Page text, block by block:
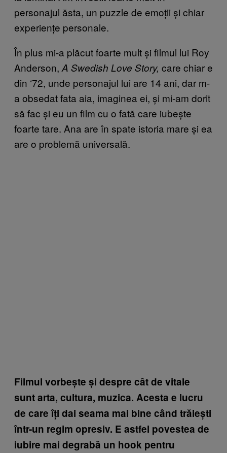
personajul ăsta, un puzzle de emoții și chiar
experiențe personale.
În plus mi-a plăcut foarte mult și filmul lui Roy
Anderson, A Swedish Love Story, care chiar e
din ‘72, unde personajul lui are 14 ani, dar m-
a obsedat fata aia, imaginea ei, și mi-am dorit
să fac și eu un film cu o fată care iubește
foarte tare. Ana are în spate istoria mare și ea
are o problemă universală.
Filmul vorbește și despre cât de vitale
sunt arta, cultura, muzica. Acesta e lucru
de care îți dai seama mai bine când trăiești
într-un regim opresiv. E astfel povestea de
iubire mai degrabă un hook pentru